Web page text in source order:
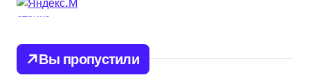
Вы пропустили